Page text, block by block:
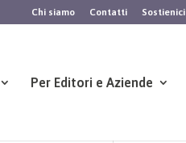
Chi siamo Contatti Sostienici
Per Editori e Aziende